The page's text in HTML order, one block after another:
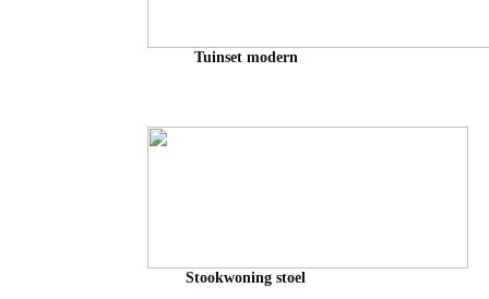
Tuinset modern
Stookwoning stoel